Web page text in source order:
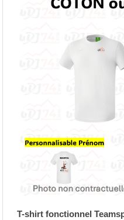
T-shirt fonctionnel